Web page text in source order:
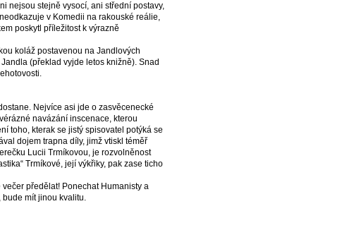
nejsou stejně vysocí, ani střední postavy,
v Komedii na rakouské reálie,
poskytl příležitost k výrazně
koláž postavenou na Jandlových
(překlad vyjde letos knižně). Snad
Nejvíce asi jde o zasvěcenecké
navázání inscenace, kterou
toho, kterak se jistý spisovatel potýká se
dojem trapna díly, jimž vtiskl téměř
Lucii Trmíkovou, je rozvolněnost
Trmíkové, její výkřiky, pak zase ticho
předělat! Ponechat Humanisty a
bude mít jinou kvalitu.